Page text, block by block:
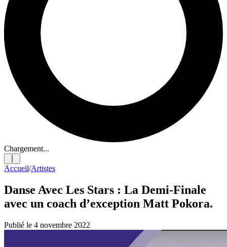
Chargement...
Accueil/Artistes
Danse Avec Les Stars : La Demi-Finale
avec un coach d’exception Matt Pokora.
Publié le 4 novembre 2022